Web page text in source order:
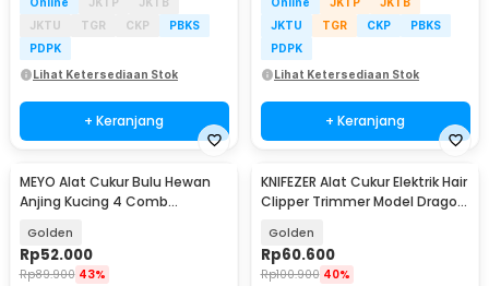
JKTU
TGR CKP
PBKS
PDPK
Lihat Ketersediaan Stok
+ Keranjang
JKTU
TGR CKP
PBKS
PDPK
Lihat Ketersediaan Stok
+ Keranjang
MEYO Alat Cukur Bulu Hewan
Anjing Kucing 4 Comb
Golden
Rp52.000
Rp89.900 43%
KNIFEZER Alat Cukur Elektrik Hair
Clipper Trimmer Model Dragon
Golden
Rp60.600
Rp100.900 40%